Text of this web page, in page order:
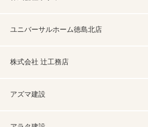
ユニバーサルホーム徳島北店
株式会社 辻工務店
アズマ建設